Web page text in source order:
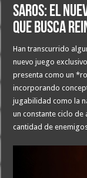
Saros: el
que busca
Han transcurrido
nuevo juego
presenta como un
incorporando
jugabilidad como la
un constante ciclo de
cantidad de